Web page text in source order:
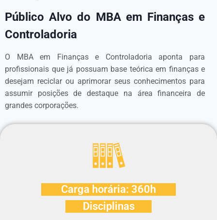
Público Alvo do MBA em Finanças e
Controladoria
O MBA em Finanças e Controladoria aponta para
profissionais que já possuam base teórica em finanças e
desejam reciclar ou aprimorar seus conhecimentos para
assumir posições de destaque na área financeira de
grandes corporações.
Carga horária: 360h
Disciplinas